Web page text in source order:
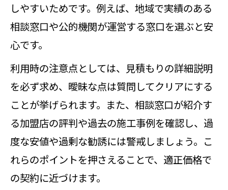
しやすいためです。例えば、地域で実績のある
相談窓口や公的機関が運営する窓口を選ぶと安
心です。
利用時の注意点としては、見積もりの詳細説明
を必ず求め、曖昧な点は質問してクリアにする
ことが挙げられます。また、相談窓口が紹介す
る加盟店の評判や過去の施工事例を確認し、過
度な安値や過剰な勧誘には警戒しましょう。こ
れらのポイントを押さえることで、適正価格で
の契約に近づけます。